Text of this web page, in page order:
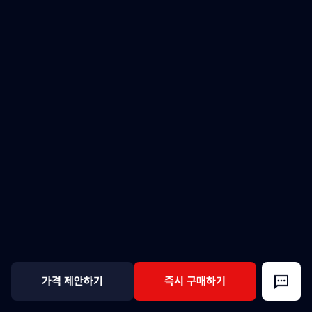
가격 제안하기 즉시 구매하기